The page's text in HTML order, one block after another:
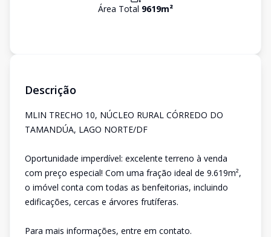
Área Total 9619m²
Descrição
MLIN TRECHO 10, NÚCLEO RURAL CÓRREDO DO
TAMANDÚA, LAGO NORTE/DF
Oportunidade imperdível: excelente terreno à venda
com preço especial! Com uma fração ideal de 9.619m²,
o imóvel conta com todas as benfeitorias, incluindo
edificações, cercas e árvores frutíferas.
Para mais informações, entre em contato.